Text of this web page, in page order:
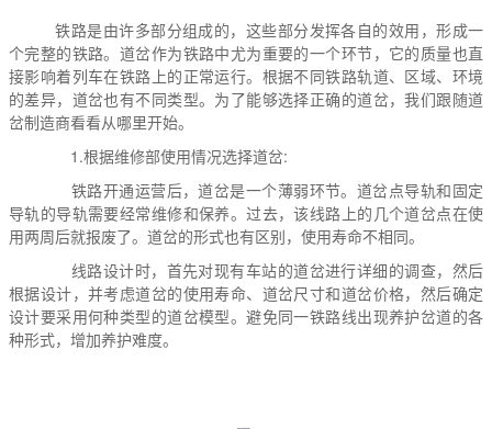
铁路是由许多部分组成的，这些部分发挥各自的效用，形成一
个完整的铁路。道岔作为铁路中尤为重要的一个环节，它的质量也直
接影响着列车在铁路上的正常运行。根据不同铁路轨道、区域、环境
的差异，道岔也有不同类型。为了能够选择正确的道岔，我们跟随道
岔制造商看看从哪里开始。
1.根据维修部使用情况选择道岔:
铁路开通运营后，道岔是一个薄弱环节。道岔点导轨和固定
导轨的导轨需要经常维修和保养。过去，该线路上的几个道岔点在使
用两周后就报废了。道岔的形式也有区别，使用寿命不相同。
线路设计时，首先对现有车站的道岔进行详细的调查，然后
根据设计，并考虑道岔的使用寿命、道岔尺寸和道岔价格，然后确定
设计要采用何种类型的道岔模型。避免同一铁路线出现养护岔道的各
种形式，增加养护难度。